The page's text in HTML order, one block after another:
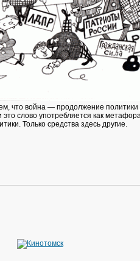
что война — продолжение
слово употребляется как
Только средства здесь другие.